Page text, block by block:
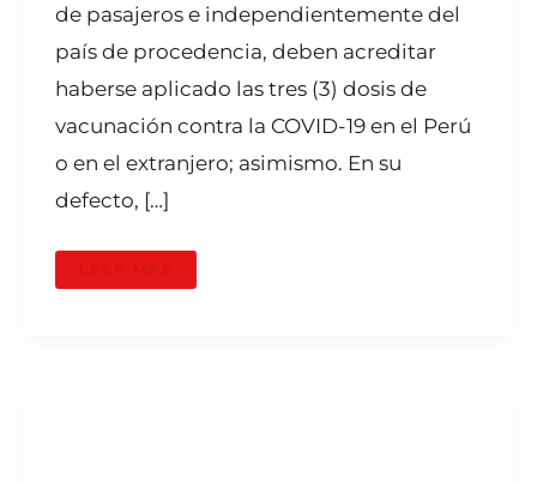
de pasajeros e independientemente del
país de procedencia, deben acreditar
haberse aplicado las tres (3) dosis de
vacunación contra la COVID-19 en el Perú
o en el extranjero; asimismo. En su
defecto, […]
LEER MÁS